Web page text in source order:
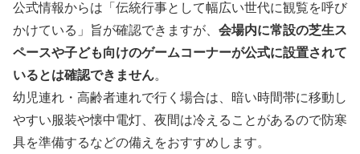
公式情報からは「伝統行事として幅広い世代に観覧を呼び
かけている」旨が確認できますが、 会場内に常設の芝生ス
ペースや子ども向けのゲームコーナーが公式に設置されて
いるとは確認できません。
幼児連れ・高齢者連れで行く場合は、暗い時間帯に移動し
やすい服装や懐中電灯、夜間は冷えることがあるので防寒
具を準備するなどの備えをおすすめします。